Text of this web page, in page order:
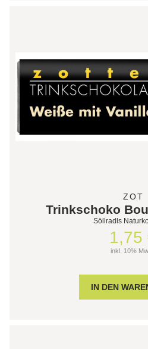
ZOT
Trinkschoko
Söllradls
1,75
inkl. 10%